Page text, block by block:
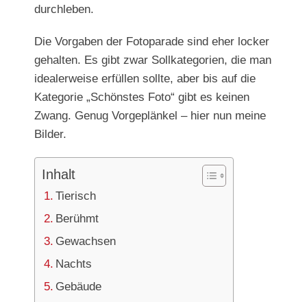
durchleben.
Die Vorgaben der Fotoparade sind eher locker
gehalten. Es gibt zwar Sollkategorien, die man
idealerweise erfüllen sollte, aber bis auf die
Kategorie „Schönstes Foto“ gibt es keinen
Zwang. Genug Vorgeplänkel – hier nun meine
Bilder.
Inhalt
Tierisch
Berühmt
Gewachsen
Nachts
Gebäude